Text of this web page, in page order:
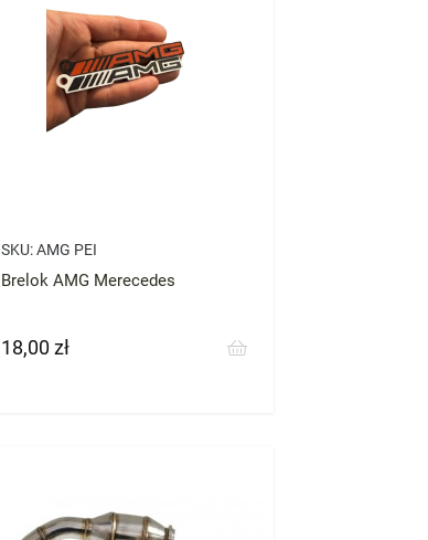
SKU: AMG PEI
Brelok AMG Merecedes
Cena
18,00 zł